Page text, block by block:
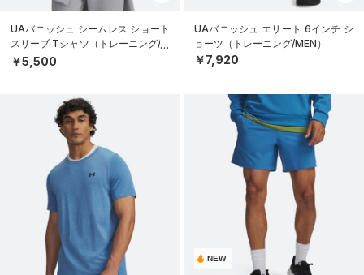
UAバニッシュ シームレス ショート
スリーブ Tシャツ（トレーニング/M
EN）
￥5,500
UAバニッシュ エリート 6インチ シ
ョーツ（トレーニング/MEN）
￥7,920
NEW